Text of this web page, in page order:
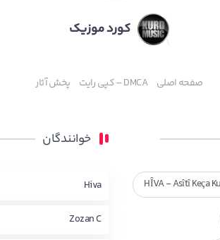
کورد موزیک
صفحه اصلی DMCA – کپی رایت پخش آثار
HÎVA - Asîtî Keça
خوانندگان
Hiva
Zozan C